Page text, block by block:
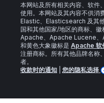
本网站及所有相关内容、软件
使用。本网站及其内容不供消
Elastic、Elasticsearch 及其
国和其他国家/地区的商标、徽
Apache、Apache Lucene
和黄色大象徽标是 Apache 软
注册商标。所有其他品牌名称
者。
收款时的通知
您的隐私选择